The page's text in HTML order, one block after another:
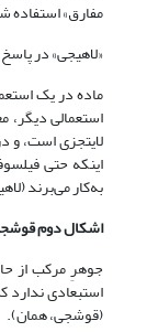
مفارق» استفاده
«لاهیجی» در
ماده در یک
استعمالی
لایتجزی است، و
اینکه حتی
به‌کار می‌برند (لاهیجى، 1383،
اشکال دوم
جوهرِ مرکب از
استبعادی
(قوشجی، همان).